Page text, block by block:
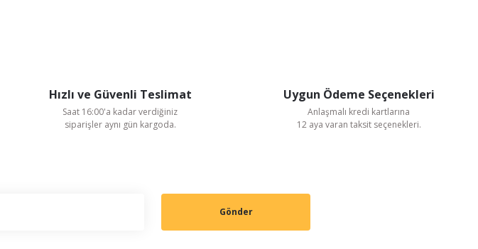
Hızlı ve Güvenli Teslimat
Saat 16:00'a kadar verdiğiniz
siparişler aynı gün kargoda.
Uygun Ödeme Seçenekleri
Anlaşmalı kredi kartlarına
12 aya varan taksit seçenekleri.
Gönder